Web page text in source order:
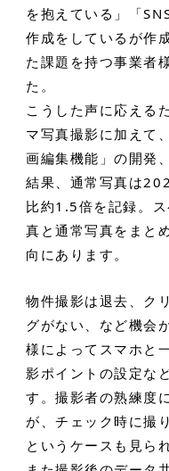
を抱えている」「
作成をしているが作
た課題を持つ事業者
た。
こうした声に応える
マ写真撮影に加えて
画編集機能」の開発
結果、通常写真は
比約1.5倍を記録。
真と通常写真をまと
向にあります。
物件撮影は退去、ク
グがない、など機会
様によってスマホと
影ポイントの設定な
す。撮影者の熟練度
が、チェック時に撮
というケースも見ら